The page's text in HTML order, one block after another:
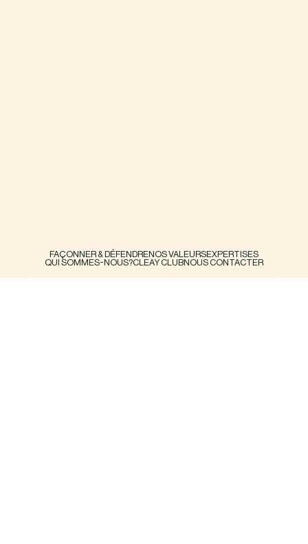
FAÇONNER & DÉFENDRENOS VALEURSEXPERTISES
QUI SOMMES-NOUS?CLEAY CLUBNOUS CONTACTER